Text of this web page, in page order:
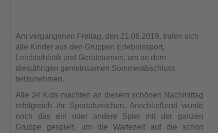
Am vergangenen Freitag, den 21.06.2019, trafen sich
alle Kinder aus den Gruppen Erlebnissport,
Leichtathletik und Geräteturnen, um an dem
diesjährigen gemeinsamen Sommerabschluss
teilzunehmen.
Alle 34 Kids machten an diesem schönen Nachmittag
erfolgreich ihr Sportabzeichen. Anschließend wurde
noch das ein oder andere Spiel mit der ganzen
Gruppe gespielt, um die Wartezeit auf die schon